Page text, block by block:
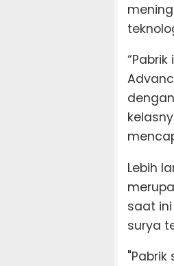
Lebih
saat
surya